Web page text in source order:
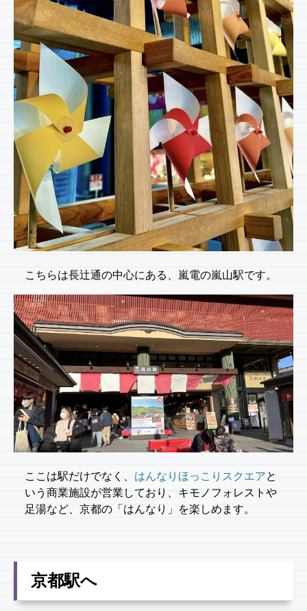
こちらは長辻通の中心にある、嵐電の嵐山駅です。
ここは駅だけでなく、 はんなりほっこりスクエアと
いう商業施設が営業しており、キモノフォレストや
足湯など、京都の「はんなり」を楽しめます。
京都駅へ